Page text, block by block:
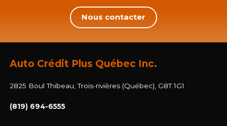
Nous contacter
Auto Crédit Plus Québec Inc.
2825 Boul Thibeau, Trois-rivières (Québec), G8T 1G1
(819) 694-6555